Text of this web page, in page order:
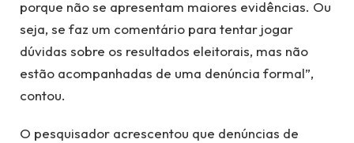
porque não se apresentam maiores evidências. Ou
seja, se faz um comentário para tentar jogar
dúvidas sobre os resultados eleitorais, mas não
estão acompanhadas de uma denúncia formal”,
contou.
O pesquisador acrescentou que denúncias de